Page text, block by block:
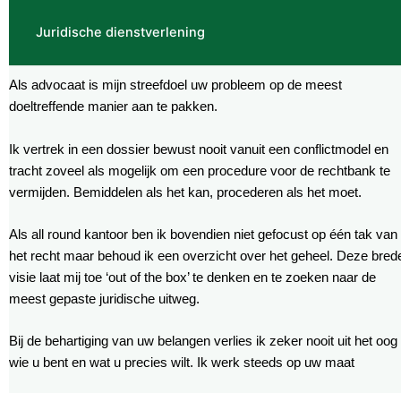
Juridische dienstverlening
Als advocaat is mijn streefdoel uw probleem op de meest
doeltreffende manier aan te pakken.
Ik vertrek in een dossier bewust nooit vanuit een conflictmodel en
tracht zoveel als mogelijk om een procedure voor de rechtbank te
vermijden. Bemiddelen als het kan, procederen als het moet.
Als all round kantoor ben ik bovendien niet gefocust op één tak van
het recht maar behoud ik een overzicht over het geheel. Deze
visie laat mij toe ‘out of the box’ te denken en te zoeken naar de
meest gepaste juridische uitweg.
Bij de behartiging van uw belangen verlies ik zeker nooit uit het oog
wie u bent en wat u precies wilt. Ik werk steeds op uw maat